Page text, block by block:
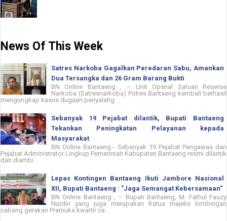
News Of This Week
Satres Narkoba Gagalkan Peredaran Sabu, Amankan
Dua Tersangka dan 26 Gram Barang Bukti
BN Online Bantaeng , – Unit Opsnal Satuan Reserse
Narkoba (Satresnarkoba) Polres Bantaeng kembali berhasil
mengungkap kasus dugaan penyalahg...
Sebanyak 19 Pejabat dilantik, Bupati Bantaeng
Tekankan Peningkatan Pelayanan kepada
Masyarakat
BN Online Bantaeng - Sebanyak 19 Pejabat Pengawas dan
Pejabat Administrator Lingkup Pemerintah Kabupaten Bantaeng resmi dilantik
dan diambi...
Lepas Kontingen Bantaeng Ikuti Jambore Nasional
XII, Bupati Bantaeng : "Jaga Semangat Kebersamaan"
BN Online Bantaeng , – Bupati Bantaeng, M. Fathul Fauzy
Nurdin yang juga merupakan Ketua majelis bimbingan
cabang gerakan Pramuka kwartir ca...